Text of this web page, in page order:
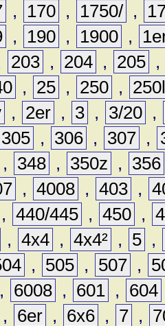
, 170 , 1750/ ,
, 190 , 1900 ,
203 , 204 , 205 ,
, 25 , 250 ,
, 2er , 3 , 3/20 ,
305 , 306 , 307 ,
, 348 , 350z ,
356
, 4008 , 403 ,
, 440/445 , 450 ,
, 4x4 , 4x4² , 5 ,
, 505 , 507 ,
, 6008 , 601 , 604
, 6er , 6x6 , 7 ,